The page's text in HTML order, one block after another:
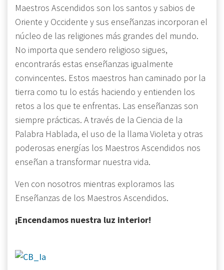
Maestros Ascendidos son los santos y sabios de
Oriente y Occidente y sus enseñanzas incorporan el
núcleo de las religiones más grandes del mundo.
No importa que sendero religioso sigues,
encontrarás estas enseñanzas igualmente
convincentes. Estos maestros han caminado por la
tierra como tu lo estás haciendo y entienden los
retos a los que te enfrentas. Las enseñanzas son
siempre prácticas. A través de la Ciencia de la
Palabra Hablada, el uso de la llama Violeta y otras
poderosas energías los Maestros Ascendidos nos
enseñan a transformar nuestra vida.
Ven con nosotros mientras exploramos las
Enseñanzas de los Maestros Ascendidos.
¡Encendamos nuestra luz interior!